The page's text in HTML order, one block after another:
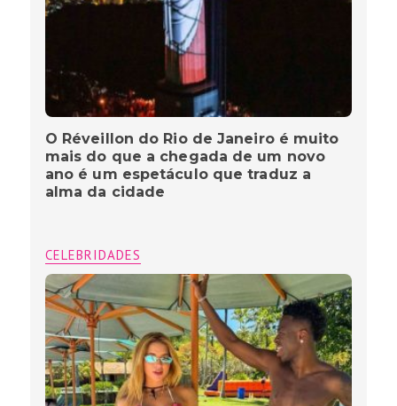
O Réveillon do Rio de Janeiro é muito
mais do que a chegada de um novo
ano é um espetáculo que traduz a
alma da cidade
CELEBRIDADES